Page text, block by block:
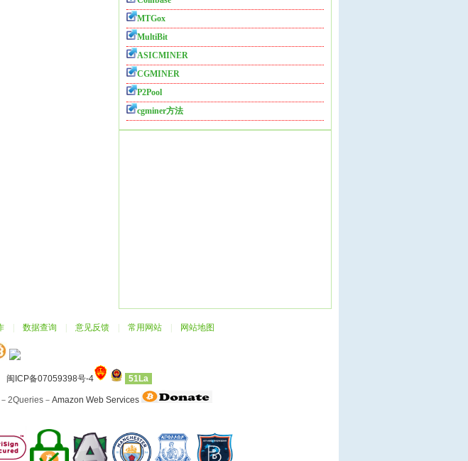
MTGox
MultiBit
ASICMINER
CGMINER
P2Pool
cgminer方法
数据查询 意见反馈 常用网站 网站地图
闽ICP备07059398号-4 51La
2Queries－ Amazon Web Services